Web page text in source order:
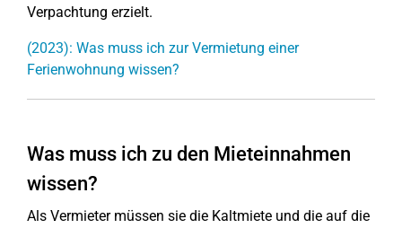
Verpachtung erzielt.
(2023): Was muss ich zur Vermietung einer
Ferienwohnung wissen?
Was muss ich zu den Mieteinnahmen
wissen?
Als Vermieter müssen sie die Kaltmiete und die auf die